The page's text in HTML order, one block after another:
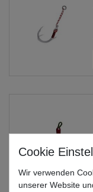
Wir verwenden
unserer Website